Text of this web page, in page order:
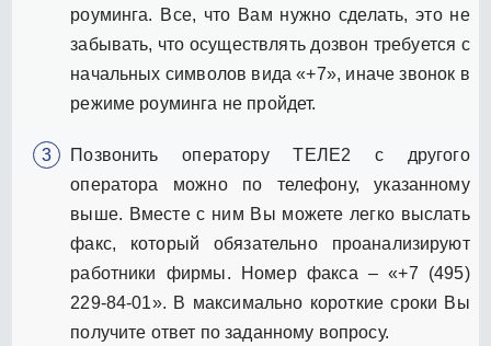
роуминга. Все, что Вам нужно сделать, это не
забывать, что осуществлять дозвон требуется с
начальных символов вида «+7», иначе звонок в
режиме роуминга не пройдет.
Позвонить оператору ТЕЛЕ2 с другого
оператора можно по телефону, указанному
выше. Вместе с ним Вы можете легко выслать
факс, который обязательно проанализируют
работники фирмы. Номер факса – «+7 (495)
229-84-01». В максимально короткие сроки Вы
получите ответ по заданному вопросу.